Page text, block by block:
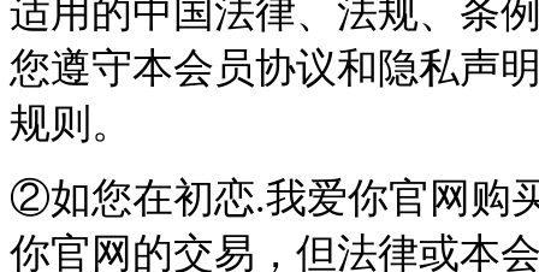
适用的中国法律、法规、条
您遵守本会员协议和隐私声
规则。
②如您在初恋.我爱你官网购
你官网的交易，但法律或本